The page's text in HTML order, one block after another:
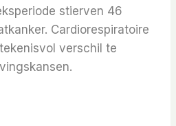
stierven 46
Cardiorespiratoire
verschil te